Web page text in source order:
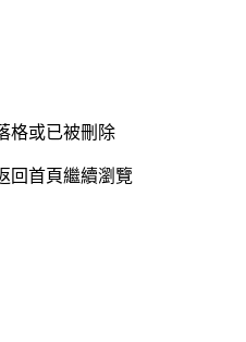
格或已被刪除
回首頁繼續瀏覽